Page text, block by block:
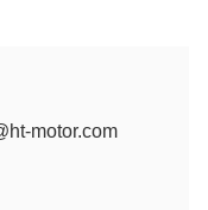
motor.com